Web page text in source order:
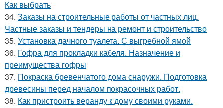
Как выбрать
34. Заказы на строительные работы от частных лиц.
Частные заказы и тендеры на ремонт и строительство
35. Установка дачного туалета. С выгребной ямой
36. Гофра для прокладки кабеля. Назначение и
преимущества гофры
37. Покраска бревенчатого дома снаружи. Подготовка
древесины перед началом покрасочных работ.
38. Как пристроить веранду к дому своими руками.